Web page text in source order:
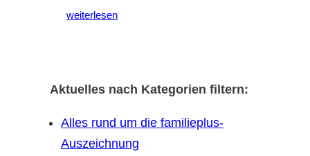
weiterlesen
Aktuelles nach Kategorien filtern:
Alles rund um die familieplus-
Auszeichnung